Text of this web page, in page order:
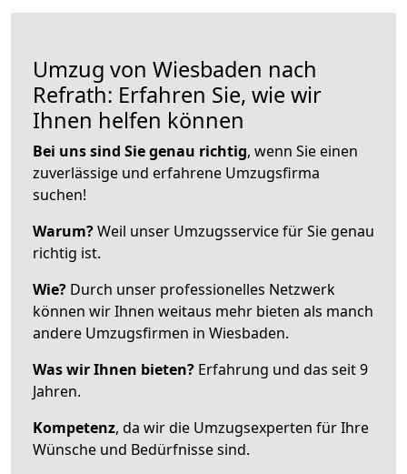
Umzug von Wiesbaden nach
Refrath: Erfahren Sie, wie wir
Ihnen helfen können
Bei uns sind Sie genau richtig, wenn Sie einen
zuverlässige und erfahrene Umzugsfirma
suchen!
Warum?Weil unser Umzugsservice für Sie genau
richtig ist.
Wie? Durch unser professionelles Netzwerk
können wir Ihnen weitaus mehr bieten als manch
andere Umzugsfirmen in Wiesbaden.
Was wir Ihnen bieten? Erfahrung und das seit 9
Jahren.
Kompetenz, da wir die Umzugsexperten für Ihre
Wünsche und Bedürfnisse sind.